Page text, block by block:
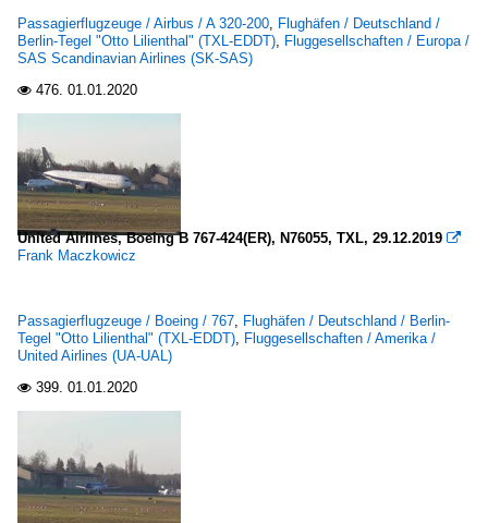
Passagierflugzeuge / Airbus / A 320-200, Flughäfen / Deutschland /
Berlin-Tegel "Otto Lilienthal" (TXL-EDDT), Fluggesellschaften / Europa /
SAS Scandinavian Airlines (SK-SAS)
 476. 01.01.2020
United Airlines, Boeing B 767-424(ER), N76055, TXL, 29.12.2019 
Frank Maczkowicz
Passagierflugzeuge / Boeing / 767, Flughäfen / Deutschland / Berlin-
Tegel "Otto Lilienthal" (TXL-EDDT), Fluggesellschaften / Amerika /
United Airlines (UA-UAL)
 399. 01.01.2020